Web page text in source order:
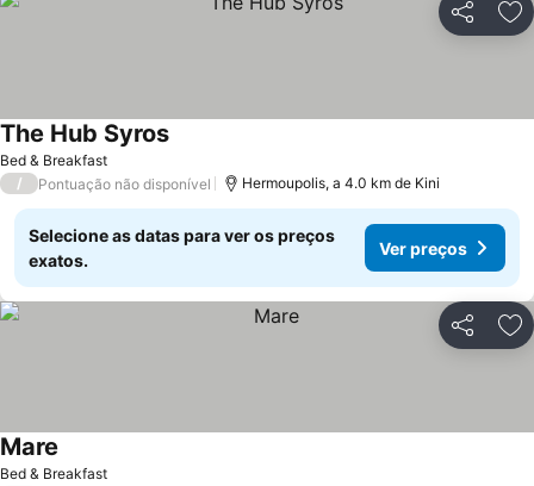
Partilhar
Bed & Breakfast
The Hub Syros
/ Pontuação não disponível Hermoupolis, a 4.0 km de Kini
Selecione as datas para ver os preços
exatos.
Ver preços
Partilhar
Bed & Breakfast
Mare